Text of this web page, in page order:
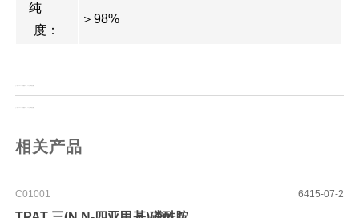
纯
度：
＞98%
相关产品
C01001 6415-07-2